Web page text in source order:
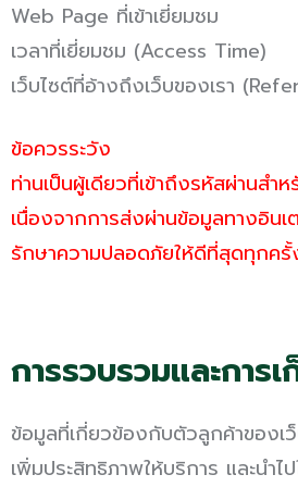
Web Page ที่เข้าเยี่ยมชม
เวลาที่เยี่ยมชม (Access Time)
เว็บไซต์ที่อ้างถึงเว็บของเรา
ข้อควรระวัง
ท่านเป็นผู้เดียวที่เข้าถึงรหัสผ่านส
เนื่องจากการส่งผ่านข้อมูลทางอิน
รักษาความปลอดภัยให้ดีที่สุดทุกค
การรวบรวมและกา
ข้อมูลที่เกี่ยวข้องกับตัวลูกค้าของเ
เพิ่มประสิทธิภาพให้บริการ และนำ